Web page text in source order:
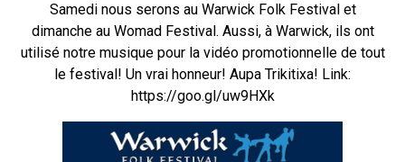
Samedi nous serons au Warwick Folk Festival et
dimanche au Womad Festival. Aussi, à Warwick, ils ont
utilisé notre musique pour la vidéo promotionnelle de tout
le festival! Un vrai honneur! Aupa Trikitixa! Link:
https://goo.gl/uw9HXk